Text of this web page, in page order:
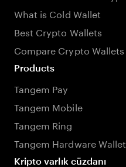
What is Cold Wallet
Best Crypto Wallets
Compare Crypto Wallets
Products
Tangem Pay
Tangem Mobile
Tangem Ring
Tangem Hardware Wallet
Kripto varlık cüzdanı